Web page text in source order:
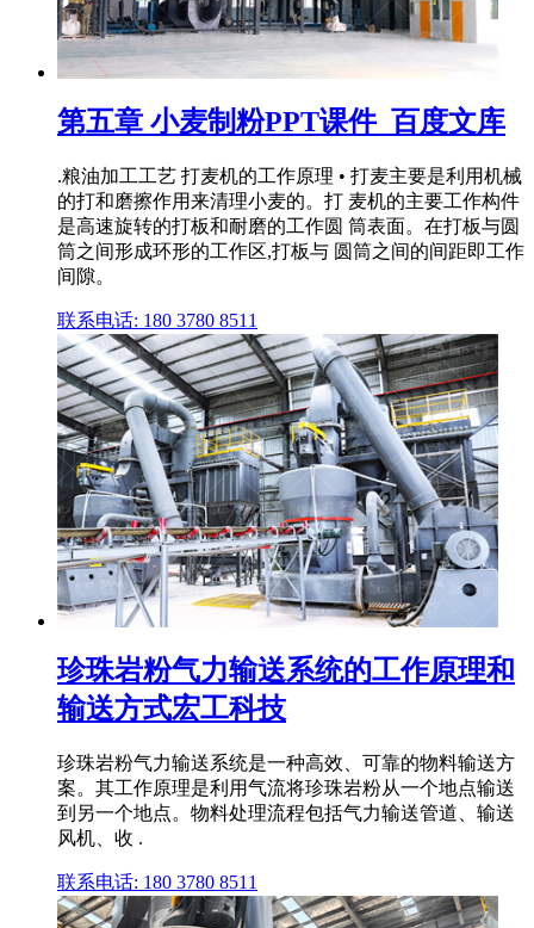
第五章 小麦制粉PPT课件_百度文库
.粮油加工工艺 打麦机的工作原理 • 打麦主要是利用机械
的打和磨擦作用来清理小麦的。打 麦机的主要工作构件
是高速旋转的打板和耐磨的工作圆 筒表面。在打板与圆
筒之间形成环形的工作区,打板与 圆筒之间的间距即工作
间隙。
联系电话: 180 3780 8511
珍珠岩粉气力输送系统的工作原理和
输送方式宏工科技
珍珠岩粉气力输送系统是一种高效、可靠的物料输送方
案。其工作原理是利用气流将珍珠岩粉从一个地点输送
到另一个地点。物料处理流程包括气力输送管道、输送
风机、收 .
联系电话: 180 3780 8511